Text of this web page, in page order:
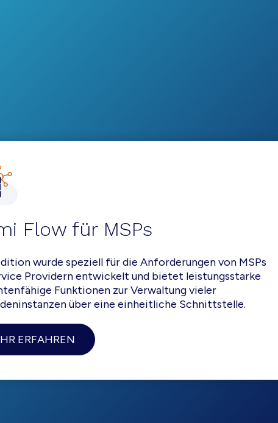
Flow für MSPs
wurde speziell für die Anforderungen von MSPs
Providern entwickelt und bietet leistungsstarke
Funktionen zur Verwaltung vieler
über eine einheitliche Schnittstelle.
ERFAHREN